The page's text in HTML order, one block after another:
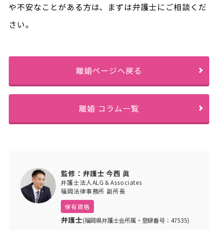
や不安なことがある方は、まずは弁護士にご相談くだ
さい。
離婚ページへ戻る
離婚 コラム一覧
監修：弁護士 今西 眞
弁護士法人ALG＆Associates
福岡法律事務所 副所長
保有資格
弁護士(福岡県弁護士会所属・登録番号：47535)